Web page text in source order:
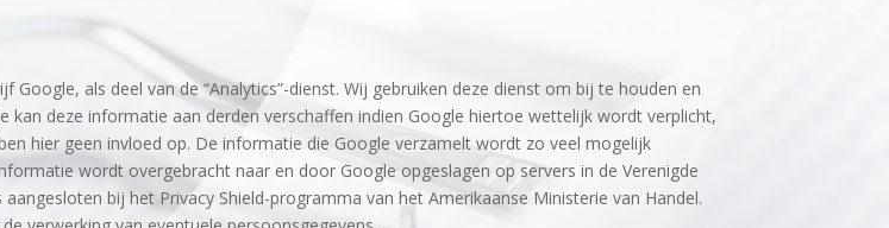
als deel van de “Analytics”-dienst. Wij gebruiken deze dienst om bij te houden en
deze informatie aan derden verschaffen indien Google hiertoe wettelijk wordt verplicht,
hier geen invloed op. De informatie die Google verzamelt wordt zo veel mogelijk
wordt overgebracht naar en door Google opgeslagen op servers in de Verenigde
bij het Privacy Shield-programma van het Amerikaanse Ministerie van Handel.